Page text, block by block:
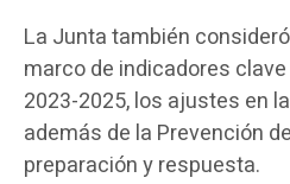
La Junta también
marco de indicadores
2023-2025, los ajustes en
además de la Prevención
preparación y respuesta.